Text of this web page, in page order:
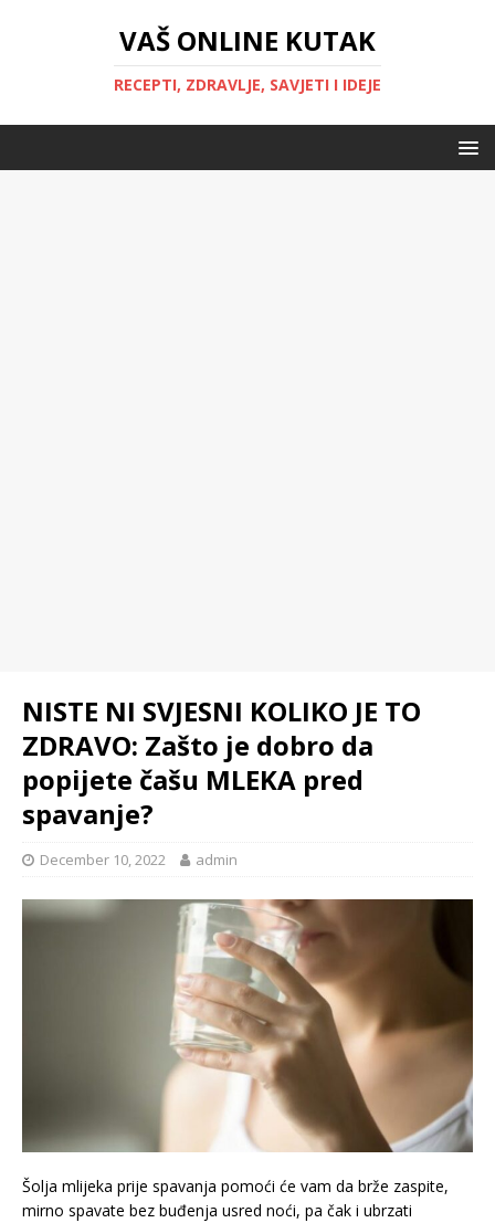
VAŠ ONLINE KUTAK
RECEPTI, ZDRAVLJE, SAVJETI I IDEJE
NISTE NI SVJESNI KOLIKO JE TO
ZDRAVO: Zašto je dobro da
popijete čašu MLEKA pred
spavanje?
December 10, 2022 admin
Šolja mlijeka prije spavanja pomoći će vam da brže zaspite,
mirno spavate bez buđenja usred noći, pa čak i ubrzati